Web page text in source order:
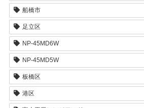
船橋市
足立区
NP-45MD6W
NP-45MD5W
板橋区
港区